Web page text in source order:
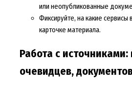
или неопубликованные
Фиксируйте, на какие сервисы
карточке материала.
Работа с
очевидцев,